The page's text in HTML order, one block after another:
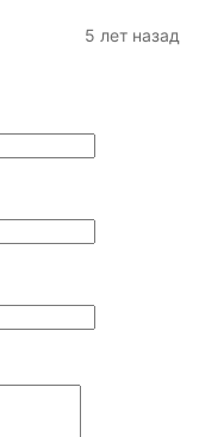
5 лет назад